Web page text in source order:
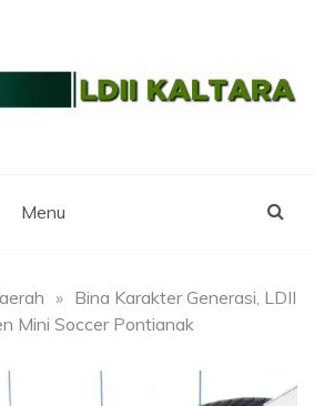
Menu
» Bina Karakter Generasi, LDII
Mini Soccer Pontianak